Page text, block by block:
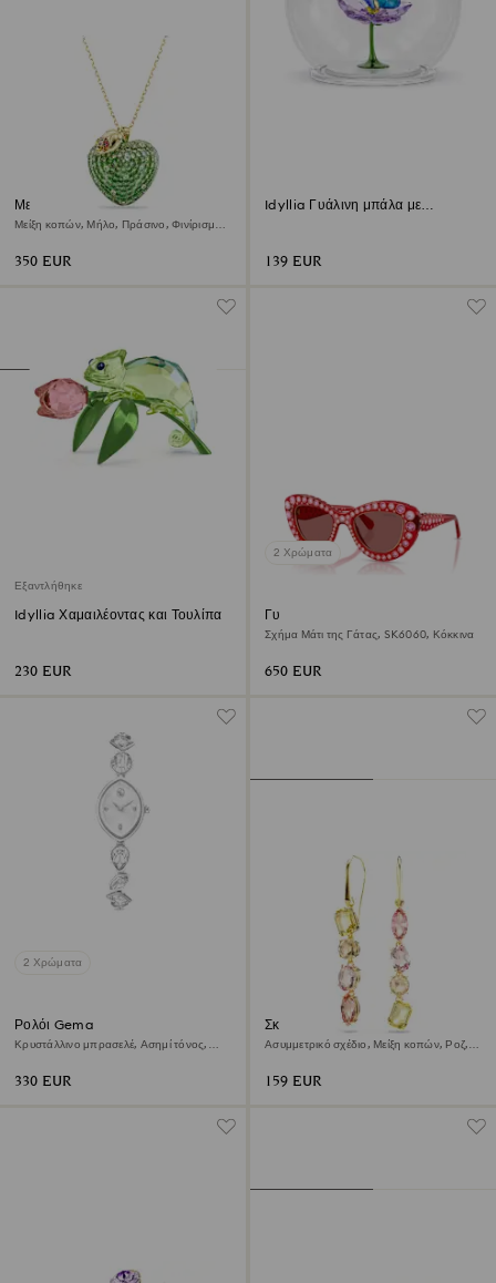
Μενταγιόν Idyllia
Μείξη κοπών, Μήλο, Πράσινο, Φινίρισμα
350 EUR
Idyllia Γυάλινη μπάλα με
139 EUR
Εξαντλήθηκε
Idyllia Χαμαιλέοντας και Τουλίπα
230 EUR
2 Χρώματα
Γυαλιά ηλίου
Σχήμα Μάτι της Γάτας, SK6060, Κόκκινα
650 EUR
2 Χρώματα
Ρολόι Gema
Κρυστάλλινο μπρασελέ, Ασημί τόνος,
330 EUR
Σκουλαρίκια-σταγόνα Gema
Ασυμμετρικό σχέδιο, Μείξη κοπών, Ροζ,
159 EUR